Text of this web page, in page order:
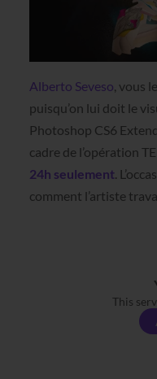
Alberto Seveso, vous
puisqu’on lui doit le
Photoshop CS6
cadre de l’opération
24h seulement.
comment l’artiste
This